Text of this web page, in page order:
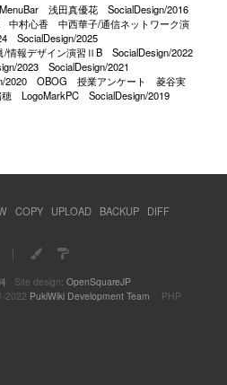
MenuBar 浅田真優花
SocialDesign/2016
中村心香
中西華子/通信ネットワーク演
SocialDesign/2025
/情報デザイン演習ⅡB
SocialDesign/2022
2023
SocialDesign/2021
2020 OBOG 授業アンケート
菱谷実
LogoMarkPC
SocialDesign/2019
COPY UPLOAD BACKUP
DIFF
Site design: OpenSquareJP
2022 PukiWiki Development Team PHP